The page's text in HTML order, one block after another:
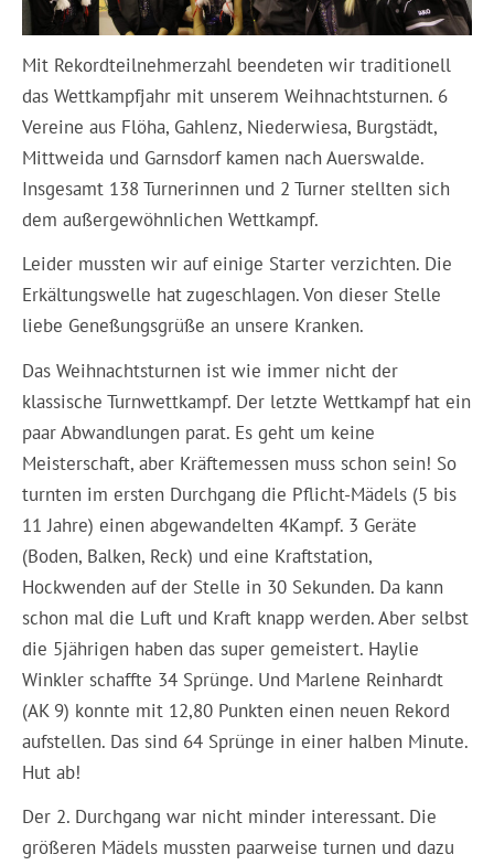
Mit Rekordteilnehmerzahl beendeten wir traditionell
das Wettkampfjahr mit unserem Weihnachtsturnen. 6
Vereine aus Flöha, Gahlenz, Niederwiesa, Burgstädt,
Mittweida und Garnsdorf kamen nach Auerswalde.
Insgesamt 138 Turnerinnen und 2 Turner stellten sich
dem außergewöhnlichen Wettkampf.
Leider mussten wir auf einige Starter verzichten. Die
Erkältungswelle hat zugeschlagen. Von dieser Stelle
liebe Geneßungsgrüße an unsere Kranken.
Das Weihnachtsturnen ist wie immer nicht der
klassische Turnwettkampf. Der letzte Wettkampf hat ein
paar Abwandlungen parat. Es geht um keine
Meisterschaft, aber Kräftemessen muss schon sein! So
turnten im ersten Durchgang die Pflicht-Mädels (5 bis
11 Jahre) einen abgewandelten 4Kampf. 3 Geräte
(Boden, Balken, Reck) und eine Kraftstation,
Hockwenden auf der Stelle in 30 Sekunden. Da kann
schon mal die Luft und Kraft knapp werden. Aber selbst
die 5jährigen haben das super gemeistert. Haylie
Winkler schaffte 34 Sprünge. Und Marlene Reinhardt
(AK 9) konnte mit 12,80 Punkten einen neuen Rekord
aufstellen. Das sind 64 Sprünge in einer halben Minute.
Hut ab!
Der 2. Durchgang war nicht minder interessant. Die
größeren Mädels mussten paarweise turnen und dazu